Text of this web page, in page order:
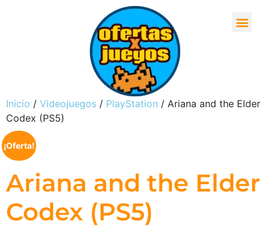
Inicio / Videojuegos / PlayStation / Ariana and the Elder
Codex (PS5)
¡Oferta!
Ariana and the Elder
Codex (PS5)